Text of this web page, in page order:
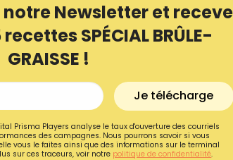
Newsletter et
recettes SPÉCIAL BRÛLE-
GRAISSE !
Je télécharge
Prisma Players analyse le taux d'ouverture des courriels
des campagnes. Nous pourrons savoir si vous
vous le faites ainsi que des informations sur le terminal
sur ces traceurs, voir notre politique de confidentialité.